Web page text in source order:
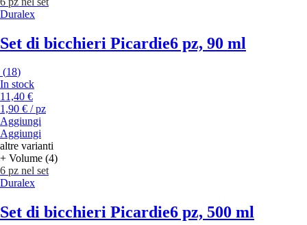
Duralex
Set di bicchieri Picardie6 pz, 90 ml
(18)
In stock
11,40 €
1,90 € / pz
Aggiungi
Aggiungi
altre varianti
+ Volume (4)
6 pz nel set
Duralex
Set di bicchieri Picardie6 pz, 500 ml